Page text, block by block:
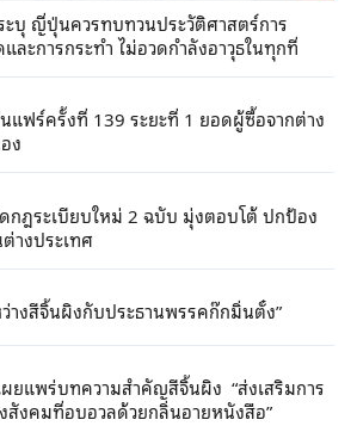
ะบุ ญี่ปุ่นควรทบทวนประวัติศาสตร์การ
ละการกระทำ ไม่อวดกำลังอาวุธในทุกที่
ฟร์ครั้งที่ 139 ระยะที่ 1 ยอดผู้ซื้อจากต่าง
ง
ดกฎระเบียบใหม่ 2 ฉบับ มุ่งตอบโต้ ปกป้อง
างประเทศ
างสีจิ้นผิงกับประธานพรรคก๊กมิ่นตั๋ง”
ผยแพร่บทความสำคัญสีจิ้นผิง “ส่งเสริมการ
สังคมที่อบอวลด้วยกลิ่นอายหนังสือ”